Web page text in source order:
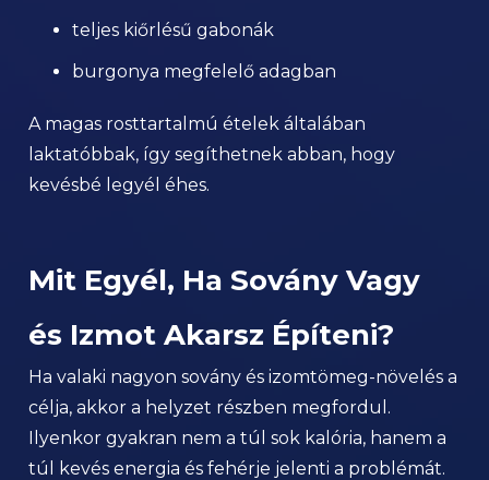
teljes kiőrlésű gabonák
burgonya megfelelő adagban
A magas rosttartalmú ételek általában
laktatóbbak, így segíthetnek abban, hogy
kevésbé legyél éhes.
Mit Egyél, Ha Sovány Vagy
és Izmot Akarsz Építeni?
Ha valaki nagyon sovány és izomtömeg-növelés a
célja, akkor a helyzet részben megfordul.
Ilyenkor gyakran nem a túl sok kalória, hanem a
túl kevés energia és fehérje jelenti a problémát.